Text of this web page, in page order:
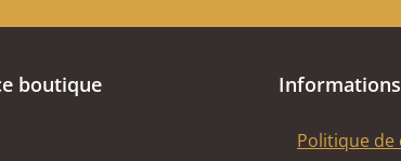
boutique Informations
Politique